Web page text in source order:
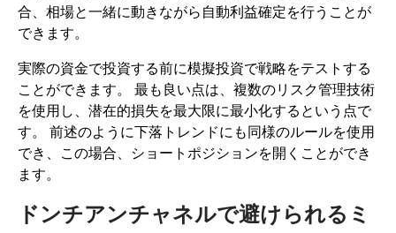
合、相場と一緒に動きながら自動利益確定を行うことが
できます。
実際の資金で投資する前に模擬投資で戦略をテストする
ことができます。 最も良い点は、複数のリスク管理技術
を使用し、潜在的損失を最大限に最小化するという点で
す。 前述のように下落トレンドにも同様のルールを使用
でき、この場合、ショートポジションを開くことができ
ます。
ドンチアンチャネルで避けられるミ